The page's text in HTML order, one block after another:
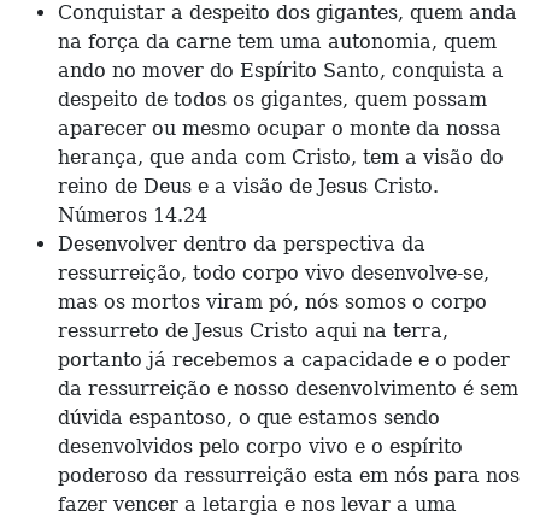
Conquistar a despeito dos gigantes, quem anda
na força da carne tem uma autonomia, quem
ando no mover do Espírito Santo, conquista a
despeito de todos os gigantes, quem possam
aparecer ou mesmo ocupar o monte da nossa
herança, que anda com Cristo, tem a visão do
reino de Deus e a visão de Jesus Cristo.
Números 14.24
Desenvolver dentro da perspectiva da
ressurreição, todo corpo vivo desenvolve-se,
mas os mortos viram pó, nós somos o corpo
ressurreto de Jesus Cristo aqui na terra,
portanto já recebemos a capacidade e o poder
da ressurreição e nosso desenvolvimento é sem
dúvida espantoso, o que estamos sendo
desenvolvidos pelo corpo vivo e o espírito
poderoso da ressurreição esta em nós para nos
fazer vencer a letargia e nos levar a uma